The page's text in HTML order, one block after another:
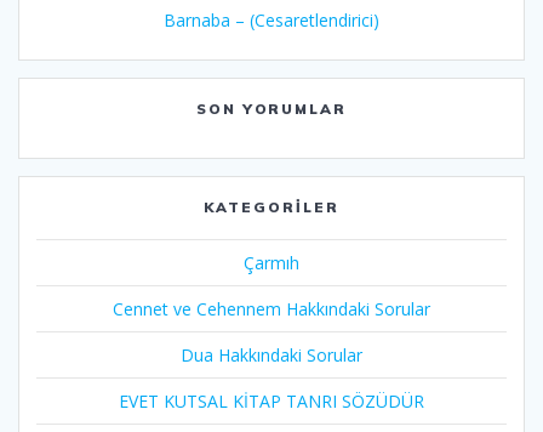
Barnaba – (Cesaretlendirici)
SON YORUMLAR
KATEGORILER
Çarmıh​
Cennet ve Cehennem Hakkındaki Sorular
Dua Hakkındaki Sorular
EVET KUTSAL KİTAP TANRI SÖZÜDÜR